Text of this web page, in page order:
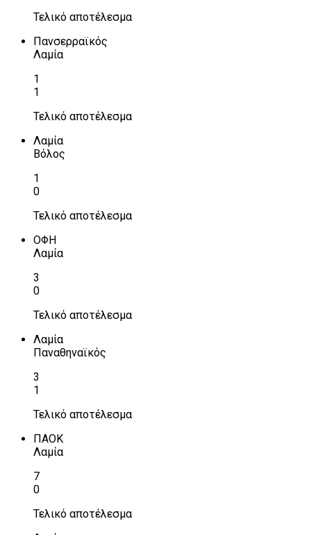
Τελικό αποτέλεσμα
Πανσερραϊκός
Λαμία
1
1
Τελικό αποτέλεσμα
Λαμία
Βόλος
1
0
Τελικό αποτέλεσμα
ΟΦΗ
Λαμία
3
0
Τελικό αποτέλεσμα
Λαμία
Παναθηναϊκός
3
1
Τελικό αποτέλεσμα
ΠΑΟΚ
Λαμία
7
0
Τελικό αποτέλεσμα